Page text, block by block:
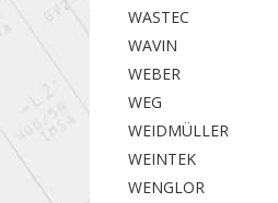
WASTEC
WAVIN
WEBER
WEG
WEIDMÜLLER
WEINTEK
WENGLOR